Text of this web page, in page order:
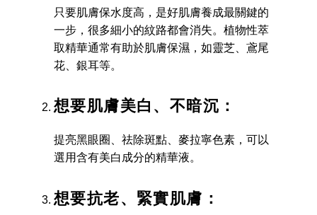
只要肌膚保水度高，是好肌膚養成最關鍵的
一步，很多細小的紋路都會消失。植物性萃
取精華通常有助於肌膚保濕，如靈芝、鳶尾
花、銀耳等。
想要肌膚美白、不暗沉：
提亮黑眼圈、祛除斑點、麥拉寧色素，可以
選用含有美白成分的精華液。
想要抗老、緊實肌膚：